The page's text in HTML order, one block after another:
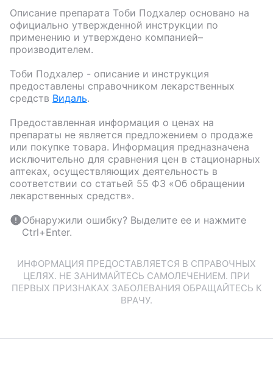
Описание препарата Тоби Подхалер основано на
официально утвержденной инструкции по
применению и утверждено компанией–
производителем.
Тоби Подхалер - описание и инструкция
предоставлены справочником лекарственных
средств Видаль.
Предоставленная информация о ценах на
препараты не является предложением о продаже
или покупке товара. Информация предназначена
исключительно для сравнения цен в стационарных
аптеках, осуществляющих деятельность в
соответствии со статьей 55 ФЗ «Об обращении
лекарственных средств».
Обнаружили ошибку? Выделите ее и нажмите
Ctrl+Enter.
ИНФОРМАЦИЯ ПРЕДОСТАВЛЯЕТСЯ В СПРАВОЧНЫХ
ЦЕЛЯХ. НЕ ЗАНИМАЙТЕСЬ САМОЛЕЧЕНИЕМ. ПРИ
ПЕРВЫХ ПРИЗНАКАХ ЗАБОЛЕВАНИЯ ОБРАЩАЙТЕСЬ К
ВРАЧУ.